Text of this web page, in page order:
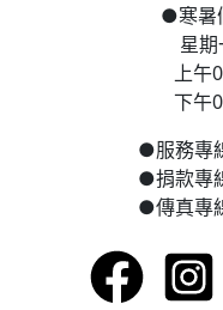
●寒暑
星
上午
下午
●服務專
●捐款專
●傳真專